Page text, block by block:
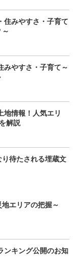
トーブは、ボタ
この自動着火は
マー設定できる
と幸せですね。
住みやすさ・子育て
みやすさ・子育て～
地情報！人気エリ
解説
待たされる埋蔵文
エリアの把握～
ンキング公開のお知